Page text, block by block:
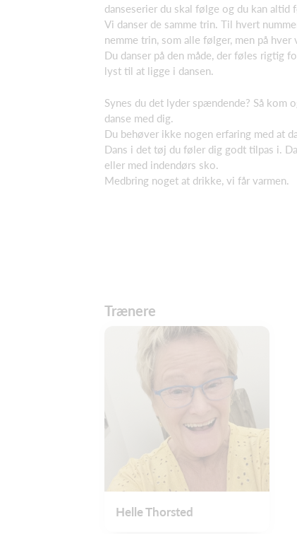
danseserier du skal følge og du kan altid
Vi danser de samme trin. Til hvert
nemme trin, som alle følger, men på hver
Du danser på den måde, der føles rigtig
lyst til at ligge i dansen.
Synes du det lyder spændende? Så
danse med dig.
Du behøver ikke nogen erfaring med at
Dans i det tøj du føler dig godt tilpas i.
eller med indendørs sko.
Medbring noget at drikke, vi får varmen.
Trænere
Helle Thorsted